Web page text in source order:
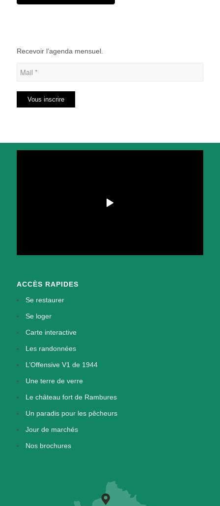
Recevoir l’agenda mensuel.
ACCÈS RAPIDES
Se restaurer
Se loger
Carte interactive
Les randonnées
L’Offensive V1 de 1944
Une terre de verre
Le château fort de Rambures
Un paradis pour les pêcheurs
Jour de marchés
Nos brochures